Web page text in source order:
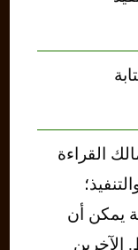
القراءة
يمكن أن
الآخرين